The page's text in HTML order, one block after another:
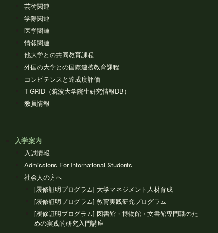
芸術関連
学際関連
医学関連
情報関連
他大学との共同教育課程
外国の大学との国際連携教育課程
コンピテンスと達成度評価
T-GRID（筑波大学院生研究情報DB）
教員情報
入学案内
入試情報
Admissions For International Students
社会人の方へ
[履修証明プログラム] 大学マネジメント人材育成
[履修証明プログラム] 教育実践研究プログラム
[履修証明プログラム] 図書館・博物館・文書館専門職のた
めの実践的研究入門講座